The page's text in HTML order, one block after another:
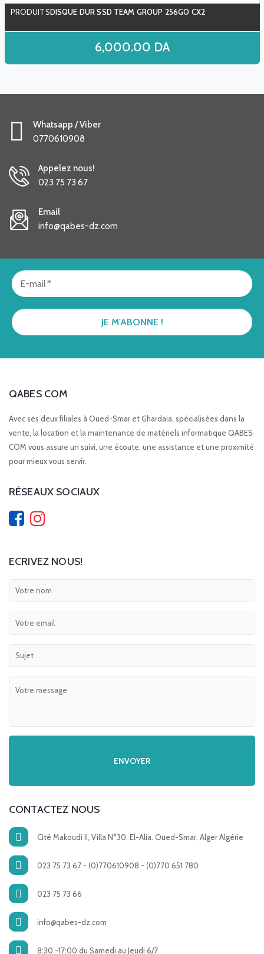
DISQUE DUR SSD TEAM GROUP 256GO CX2
6,000.00 DA
Whatsapp / Viber
0770610908
Appelez nous!
023 75 73 67
Email
info@qabes-dz.com
QABES COM
Avec ses deux filiales à Oued-Smar et Ghardaia, spécialisées dans la
vente, la location et la maintenance de matériels informatique QABES
COM vous assure un suivi, une écoute, une assistance et une proximité
pour mieux vous servir.
RÉSEAUX SOCIAUX
ECRIVEZ NOUS!
CONTACTEZ NOUS
Cité Makoudi II, Villa N°30. El-Alia. Oued-Smar, Alger Algérie
023 75 73 67 - (0)770610908 - (0)770 651 780
023 75 73 66
info@qabes-dz.com
8:30 -17:00 du Samedi au Jeudi 6/7